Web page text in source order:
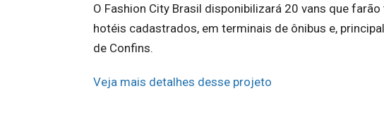
O Fashion City Brasil disponibilizará 20 vans que
hotéis cadastrados, em terminais de ônibus e,
de Confins.
Veja mais detalhes desse projeto